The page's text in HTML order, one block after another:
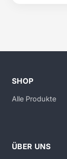
SHOP
Alle Produkte
ÜBER UNS